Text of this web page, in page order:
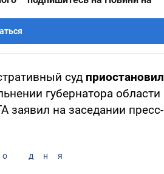
суд приостановил
губернатора области
заявил на заседании пресс-
дня